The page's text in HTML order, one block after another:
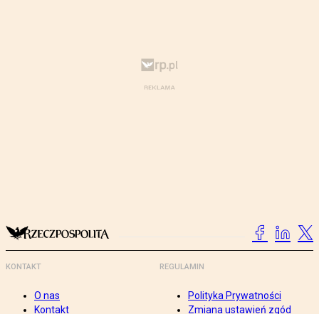
KONTAKT
O nas
Kontakt
REGULAMIN
Polityka Prywatności
Zmiana ustawień zgód